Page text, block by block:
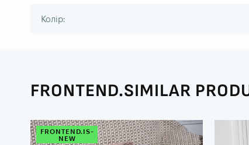
Колір:
FRONTEND.SIMILAR
FRONTEND.IS-
NEW